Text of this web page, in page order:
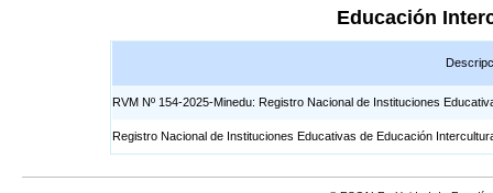
Educación
RVM Nº 154-2025-Minedu: Registro Nacional de Instituciones
Registro Nacional de Instituciones Educativas de Educación